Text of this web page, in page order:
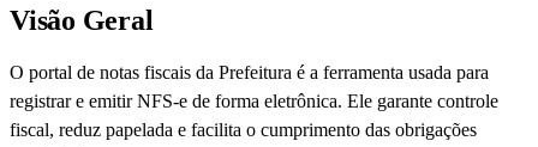
Visão Geral
O portal de notas fiscais da Prefeitura é a ferramenta usada para
registrar e emitir NFS-e de forma eletrônica. Ele garante controle
fiscal, reduz papelada e facilita o cumprimento das obrigações